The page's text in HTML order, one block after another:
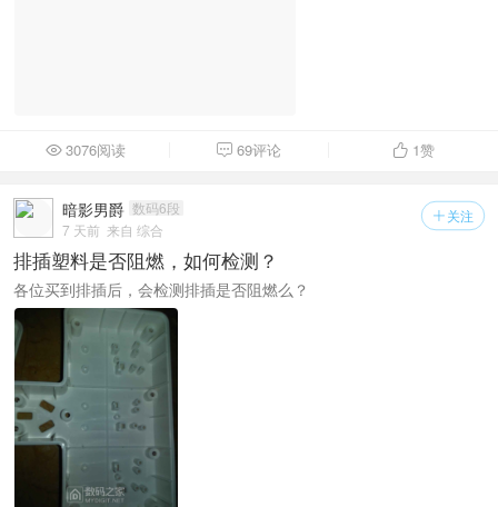
 3076阅读  69评论  1赞
 关注
暗影男爵 数码6段
7 天前 来自 综合
排插塑料是否阻燃，如何检测？
各位买到排插后，会检测排插是否阻燃么？